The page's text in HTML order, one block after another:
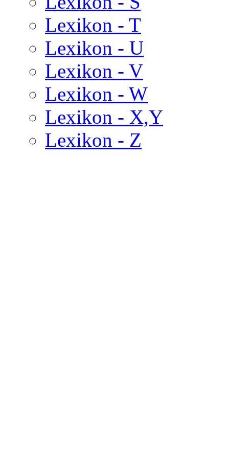
Lexikon - T
Lexikon - U
Lexikon - V
Lexikon - W
Lexikon - X,Y
Lexikon - Z